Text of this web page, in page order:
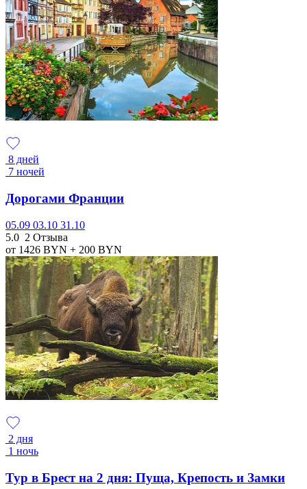
8 дней
7 ночей
Дорогами Франции
05.09 03.10 31.10
5.0 2 Отзыва
от 1426 BYN + 200 BYN
2 дня
1 ночь
Тур в Брест на 2 дня: Пуща, Крепость и Замки